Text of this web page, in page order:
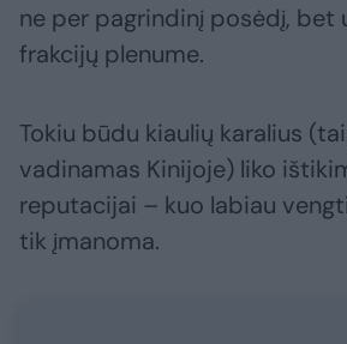
ne per pagrindinį posėdį, bet
frakcijų plenume.
Tokiu būdu kiaulių karalius
vadinamas Kinijoje) liko
reputacijai – kuo labiau
tik įmanoma.